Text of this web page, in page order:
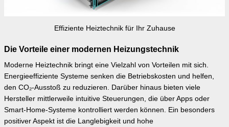
Effiziente Heiztechnik für Ihr Zuhause
Die Vorteile einer modernen Heizungstechnik
Moderne Heiztechnik bringt eine Vielzahl von Vorteilen mit sich.
Energieeffiziente Systeme senken die Betriebskosten und helfen,
den CO₂-Ausstoß zu reduzieren. Darüber hinaus bieten viele
Hersteller mittlerweile intuitive Steuerungen, die über Apps oder
Smart-Home-Systeme kontrolliert werden können. Ein besonders
positiver Aspekt ist die Langlebigkeit und hohe